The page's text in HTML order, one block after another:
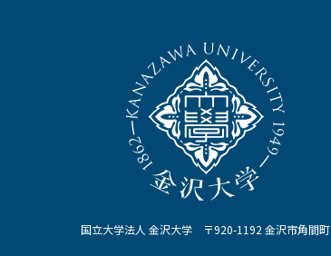
国立大学法人 金沢大学 〒920-1192 金沢市角間町